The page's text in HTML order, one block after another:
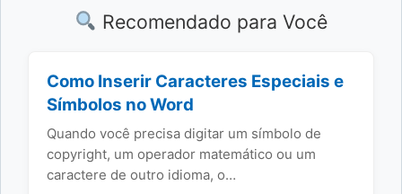
Recomendado para Você
Como Inserir Caracteres Especiais e
Símbolos no Word
Quando você precisa digitar um símbolo de
copyright, um operador matemático ou um
caractere de outro idioma, o…